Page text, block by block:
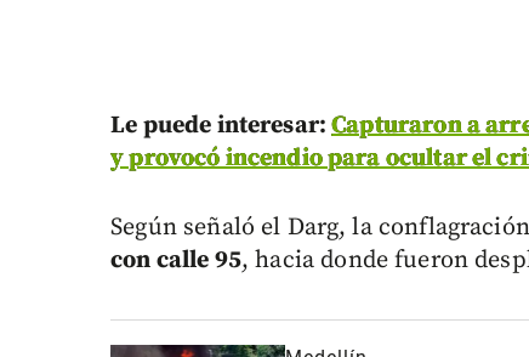
Le puede interesar:Capturaron a
y provocó incendio para ocultar el
Según señaló el Darg, la
con calle 95, hacia donde fueron